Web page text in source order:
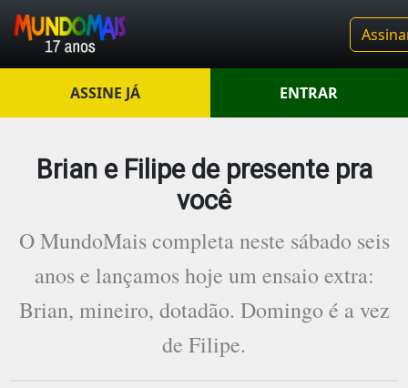
ASSINE JÁ ENTRAR
Brian e Filipe de presente pra
você
O MundoMais completa neste sábado seis
anos e lançamos hoje um ensaio extra:
Brian, mineiro, dotadão. Domingo é a vez
de Filipe.